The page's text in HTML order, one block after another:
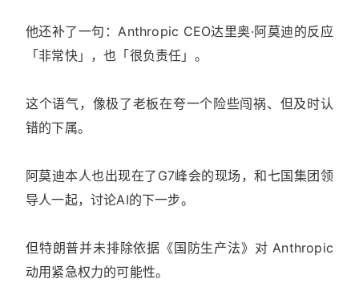
他还补了一句：Anthropic CEO达里奥·阿莫迪的反应
「非常快」，也「很负责任」。
这个语气，像极了老板在夸一个险些闯祸、但及时认
错的下属。
阿莫迪本人也出现在了G7峰会的现场，和七国集团领
导人一起，讨论AI的下一步。
但特朗普并未排除依据《国防生产法》对 Anthropic
动用紧急权力的可能性。